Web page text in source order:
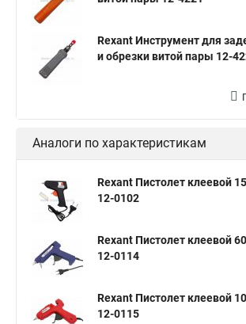
Горячий клей пистолет для рукоделия
Rexant Инструмент для
и обрезки витой пары 12-
Аналоги по характеристикам
Rexant Пистолет клеевой
12-0102
Rexant Пистолет клеевой
12-0114
Rexant Пистолет клеевой
12-0115